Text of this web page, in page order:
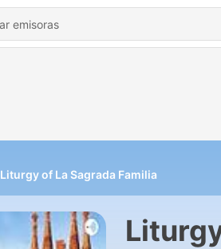
Liturgy of La Sagrada Familia